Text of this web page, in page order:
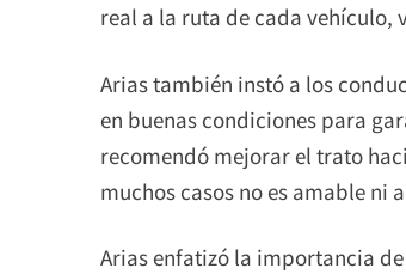
real a la ruta de cada
Arias también instó a los
en buenas condiciones para
recomendó mejorar el trato
muchos casos no es amable ni
Arias enfatizó la importancia